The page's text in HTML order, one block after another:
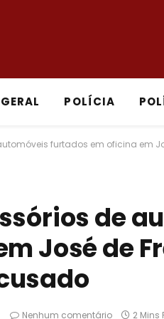
GERAL POLÍCIA
furtados em oficina em
de
José de
Nenhum comentário 2 Mins